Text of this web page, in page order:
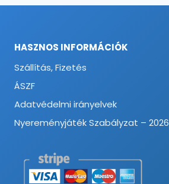
HASZNOS INFORMÁCIÓK
Szállítás, Fizetés
ÁSZF
Adatvédelmi irányelvek
Nyereményjáték Szabályzat –